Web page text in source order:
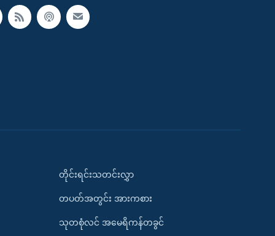
တိုင်းရင်းသတင်းလွှာ
တပတ်အတွင်း အားကစား
သုတစုံလင် အမေရိကန်တခွင်